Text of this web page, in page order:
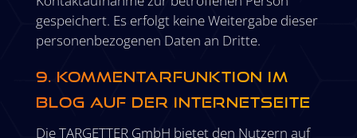
gespeichert. Es erfolgt keine Weitergabe dieser
personenbezogenen Daten an Dritte.
9. Kommentarfunktion im
Blog auf der Internetseite
Die TARGETTER GmbH bietet den Nutzern auf